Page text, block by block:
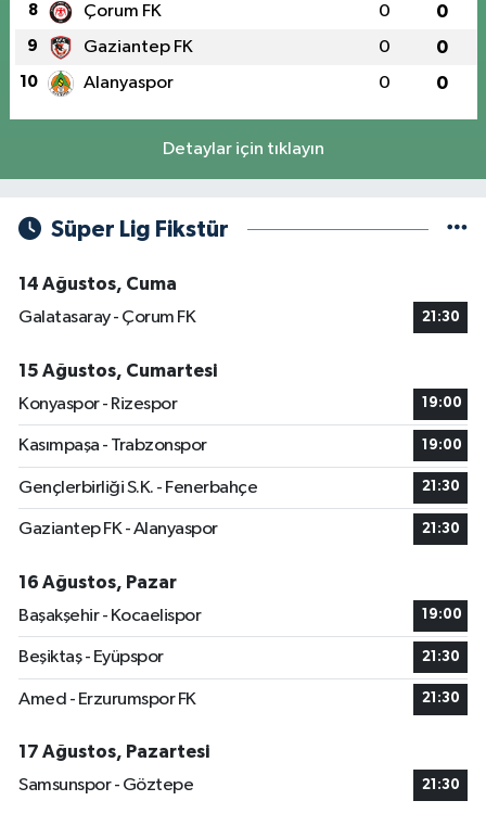
8 Çorum FK 0 0
9 Gaziantep FK 0 0
10 Alanyaspor 0 0
Detaylar için tıklayın
Süper Lig Fikstür
14 Ağustos, Cuma
Galatasaray - Çorum FK
21:30
15 Ağustos, Cumartesi
Konyaspor - Rizespor
19:00
Kasımpaşa - Trabzonspor 19:00
Gençlerbirliği S.K. - Fenerbahçe 21:30
Gaziantep FK - Alanyaspor 21:30
16 Ağustos, Pazar
Başakşehir - Kocaelispor
19:00
Beşiktaş - Eyüpspor 21:30
Amed - Erzurumspor FK 21:30
17 Ağustos, Pazartesi
Samsunspor - Göztepe
21:30